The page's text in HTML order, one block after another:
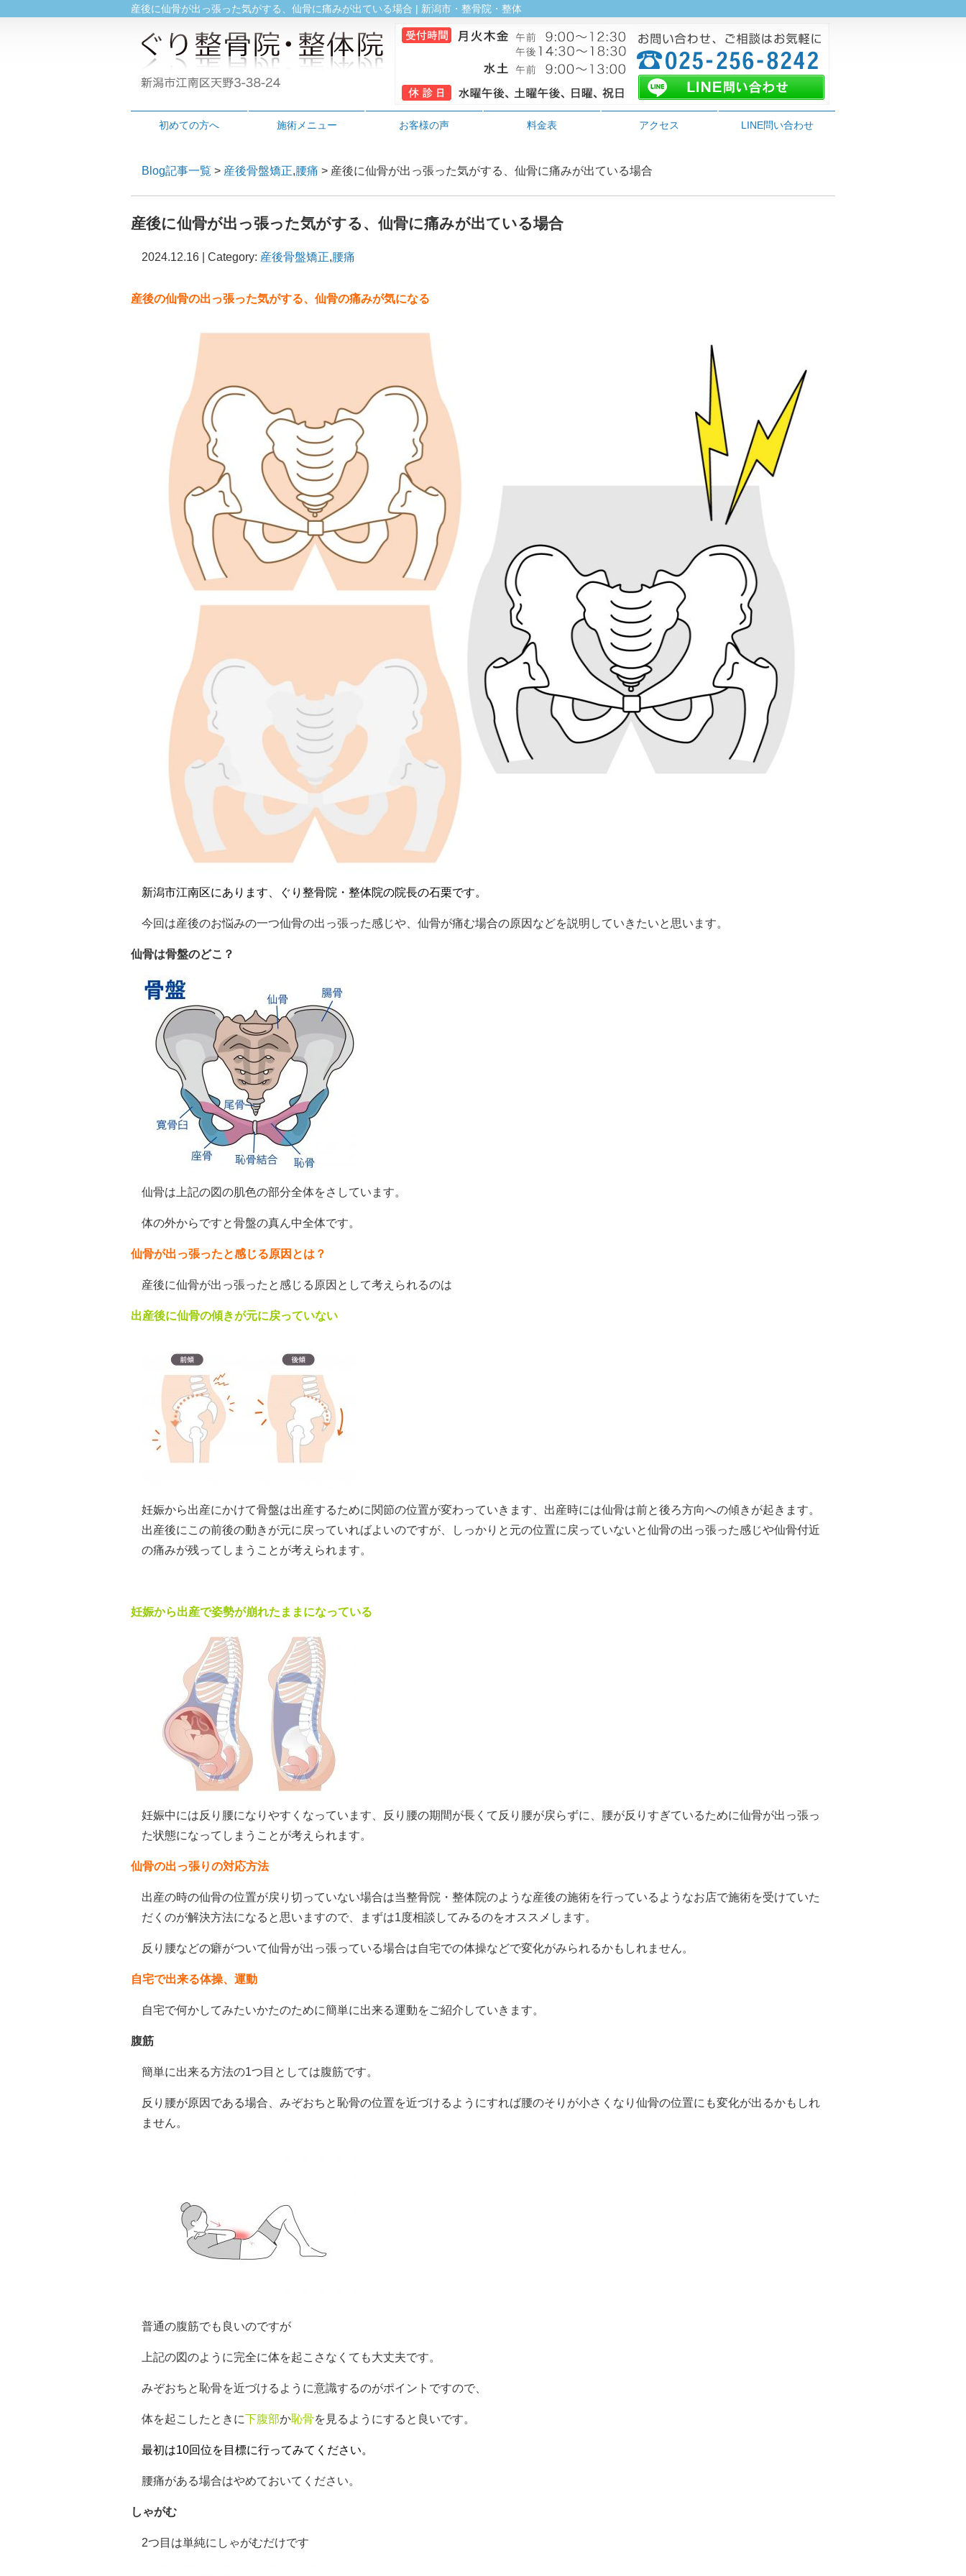
産後に仙骨が出っ張った気がする、仙骨に痛みが出ている場合 | 新潟市・整骨院・整体
初めての方へ 施術メニュー お客様の声 料金表 アクセス LINE問い合わせ
Blog記事一覧 > 産後骨盤矯正,腰痛 > 産後に仙骨が出っ張った気がする、仙骨に痛みが出ている場合
産後に仙骨が出っ張った気がする、仙骨に痛みが出ている場合
2024.12.16 | Category: 産後骨盤矯正,腰痛
産後の仙骨の出っ張った気がする、仙骨の痛みが気になる
新潟市江南区にあります、ぐり整骨院・整体院の院長の石栗です。
今回は産後のお悩みの一つ仙骨の出っ張った感じや、仙骨が痛む場合の原因などを説明していきたいと思います。
仙骨は骨盤のどこ？
仙骨は上記の図の肌色の部分全体をさしています。
体の外からですと骨盤の真ん中全体です。
仙骨が出っ張ったと感じる原因とは？
産後に仙骨が出っ張ったと感じる原因として考えられるのは
出産後に仙骨の傾きが元に戻っていない
妊娠から出産にかけて骨盤は出産するために関節の位置が変わっていきます、出産時には仙骨は前と後ろ方向への傾きが起きます。
出産後にこの前後の動きが元に戻っていればよいのですが、しっかりと元の位置に戻っていないと仙骨の出っ張った感じや仙骨付近
の痛みが残ってしまうことが考えられます。
妊娠から出産で姿勢が崩れたままになっている
妊娠中には反り腰になりやすくなっています、反り腰の期間が長くて反り腰が戻らずに、腰が反りすぎているために仙骨が出っ張っ
た状態になってしまうことが考えられます。
仙骨の出っ張りの対応方法
出産の時の仙骨の位置が戻り切っていない場合は当整骨院・整体院のような産後の施術を行っているようなお店で施術を受けていた
だくのが解決方法になると思いますので、まずは1度相談してみるのをオススメします。
反り腰などの癖がついて仙骨が出っ張っている場合は自宅での体操などで変化がみられるかもしれません。
自宅で出来る体操、運動
自宅で何かしてみたいかたのために簡単に出来る運動をご紹介していきます。
腹筋
簡単に出来る方法の1つ目としては腹筋です。
反り腰が原因である場合、みぞおちと恥骨の位置を近づけるようにすれば腰のそりが小さくなり仙骨の位置にも変化が出るかもしれ
ません。
普通の腹筋でも良いのですが
上記の図のように完全に体を起こさなくても大丈夫です。
みぞおちと恥骨を近づけるように意識するのがポイントですので、
体を起こしたときに下腹部か恥骨を見るようにすると良いです。
最初は10回位を目標に行ってみてください。
腰痛がある場合はやめておいてください。
しゃがむ
2つ目は単純にしゃがむだけです